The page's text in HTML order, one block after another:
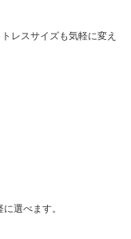
レスサイズも気軽に変え
選べます。